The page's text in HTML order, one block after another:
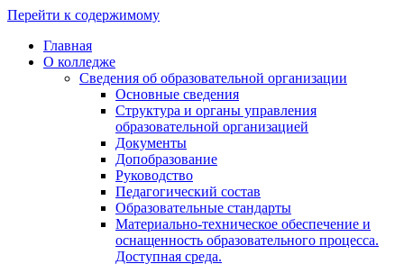
Перейти к содержимому
Главная
О колледже
Сведения об образовательной организации
Основные сведения
Структура и органы управления
образовательной организацией
Документы
Допобразование
Руководство
Педагогический состав
Образовательные стандарты
Материально-техническое обеспечение и
оснащенность образовательного процесса.
Доступная среда.